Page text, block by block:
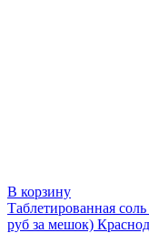
В корзину
Таблетированная
руб за мешок)